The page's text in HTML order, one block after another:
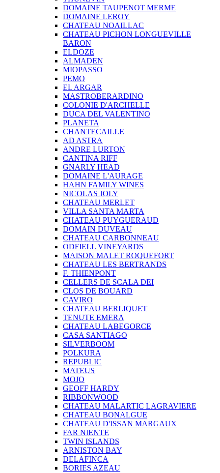
DOMAINE TAUPENOT MERME
DOMAINE LEROY
CHATEAU NOAILLAC
CHATEAU PICHON LONGUEVILLE
BARON
ELDOZE
ALMADEN
MIOPASSO
PEMO
EL ARGAR
MASTROBERARDINO
COLONIE D'ARCHELLE
DUCA DEL VALENTINO
PLANETA
CHANTECAILLE
AD ASTRA
ANDRE LURTON
CANTINA RIFF
GNARLY HEAD
DOMAINE L'AURAGE
HAHN FAMILY WINES
NICOLAS JOLY
CHATEAU MERLET
VILLA SANTA MARTA
CHATEAU PUYGUERAUD
DOMAIN DUVEAU
CHATEAU CARBONNEAU
ODFIELL VINEYARDS
MAISON MALET ROQUEFORT
CHATEAU LES BERTRANDS
F. THIENPONT
CELLERS DE SCALA DEI
CLOS DE BOUARD
CAVIRO
CHATEAU BERLIQUET
TENUTE EMERA
CHATEAU LABEGORCE
CASA SANTIAGO
SILVERBOOM
POLKURA
REPUBLIC
MATEUS
MOJO
GEOFF HARDY
RIBBONWOOD
CHATEAU MALARTIC LAGRAVIERE
CHATEAU BONALGUE
CHATEAU D'ISSAN MARGAUX
FAR NIENTE
TWIN ISLANDS
ARNISTON BAY
DELAFINCA
BORIES AZEAU